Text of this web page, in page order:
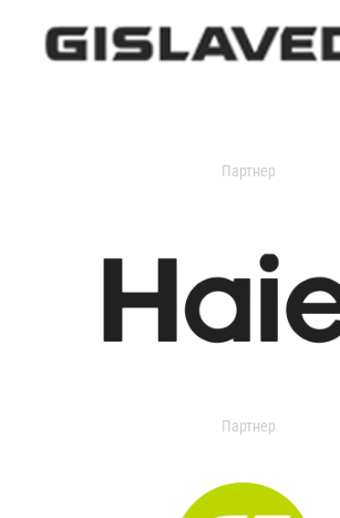
Партнер
Партнер